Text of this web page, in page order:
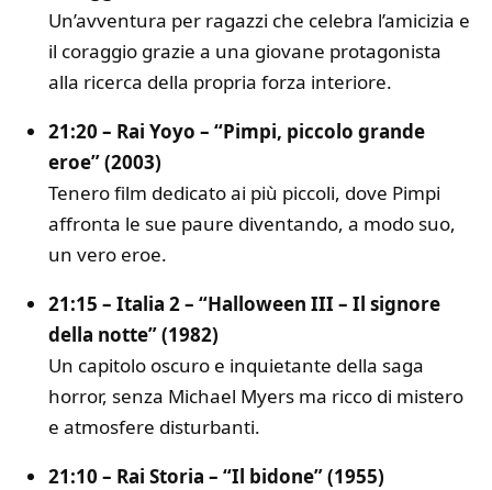
Un’avventura per ragazzi che celebra l’amicizia e
il coraggio grazie a una giovane protagonista
alla ricerca della propria forza interiore.
21:20 – Rai Yoyo – “Pimpi, piccolo grande
eroe” (2003)
Tenero film dedicato ai più piccoli, dove Pimpi
affronta le sue paure diventando, a modo suo,
un vero eroe.
21:15 – Italia 2 – “Halloween III – Il signore
della notte” (1982)
Un capitolo oscuro e inquietante della saga
horror, senza Michael Myers ma ricco di mistero
e atmosfere disturbanti.
21:10 – Rai Storia – “Il bidone” (1955)